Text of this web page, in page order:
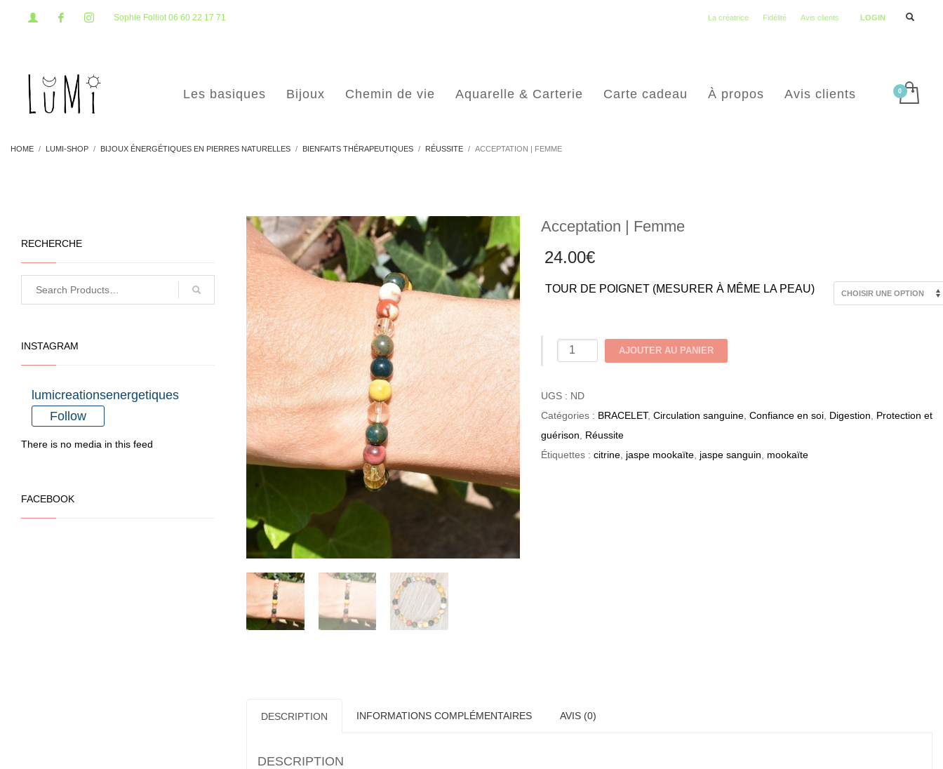
Sophie Folliot 06 60 22 17 71 La créatrice Fidélité Avis clients LOGIN
Les basiques Bijoux Chemin de vie Aquarelle & Carterie Carte cadeau À propos Avis clients
HOME LUMI-SHOP BIJOUX ÉNERGÉTIQUES EN PIERRES NATURELLES BIENFAITS THÉRAPEUTIQUES RÉUSSITE ACCEPTATION | FEMME
Acceptation | Femme
24.00€
TOUR DE POIGNET (MESURER À MÊME LA PEAU)
quantité
AJOUTER AU PANIER
UGS : ND
Catégories : BRACELET, Circulation sanguine Confiance en soi Digestion
Protection et
guérison
Réussite
Étiquettes : citrine jaspe mookaïte jaspe sanguin mookaïte
DESCRIPTION INFORMATIONS COMPLÉMENTAIRES AVIS (0)
DESCRIPTION
RECHERCHE
INSTAGRAM
lumicreationsenergetiques
Follow
There is no media in this feed
FACEBOOK